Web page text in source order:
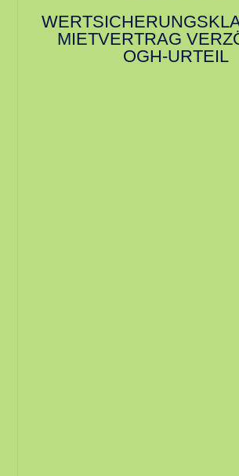
MIETVERTRAG
OGH-URTEIL